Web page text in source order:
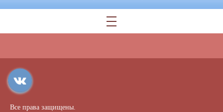
Все права защищены.